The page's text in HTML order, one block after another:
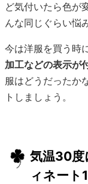
ど気付いたら色が
んな同じぐらい悩
今は洋服を買う時
加工などの表示が
服はどうだったか
トしましょう。
気温30度
ィネート